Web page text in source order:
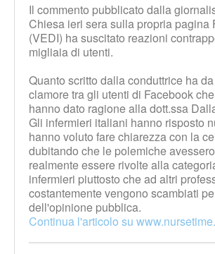
Il commento pubblicato dalla
Chiesa ieri sera sulla propria pagina
(VEDI) ha suscitato reazioni
migliaia di utenti.
Quanto scritto dalla conduttrice ha
clamore tra gli utenti di Facebook
hanno dato ragione alla dott.ssa
Gli infermieri italiani hanno risposto
hanno voluto fare chiarezza con la
dubitando che le polemiche
realmente essere rivolte alla
infermieri piuttosto che ad altri
costantemente vengono scambiati
dell'opinione pubblica.
Continua l'articolo su